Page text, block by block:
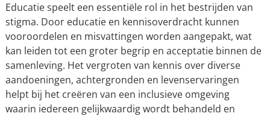
Educatie speelt een essentiële rol in het bestrijden van
stigma. Door educatie en kennisoverdracht kunnen
vooroordelen en misvattingen worden aangepakt, wat
kan leiden tot een groter begrip en acceptatie binnen de
samenleving. Het vergroten van kennis over diverse
aandoeningen, achtergronden en levenservaringen
helpt bij het creëren van een inclusieve omgeving
waarin iedereen gelijkwaardig wordt behandeld en